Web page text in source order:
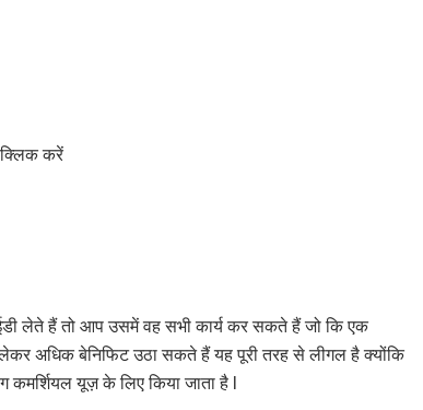
करें
लेते हैं तो आप उसमें वह सभी कार्य कर सकते हैं जो कि एक
अधिक बेनिफिट उठा सकते हैं यह पूरी तरह से लीगल है क्योंकि
यूज़ के लिए किया जाता है l